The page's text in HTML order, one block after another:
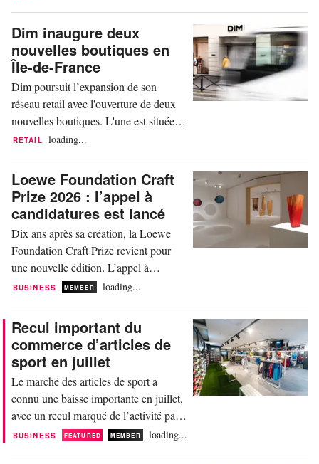
superpositions et de contrastes. Dans
cette nouvelle ligne pour la rentrée, on
retrouve des jupes plissées portées avec
des cols roulés ou des cardigans, entre
autres. Baptisée Baby Fox,...
Dim inaugure deux
nouvelles boutiques en
Île-de-France
Dim poursuit l’expansion de son
réseau retail avec l'ouverture de deux
nouvelles boutiques. L'une est située à
Paris et l’autre au Chesnay-
plein cœur de Paris, au 68 rue de
Rivoli, la nouvelle boutique Dim
présente le nouveau concept de
boutique de la marque qui adopte des
codes visuels iconiques de la...
RETAIL loading...
Loewe Foundation Craft
Prize 2026 : l’appel à
candidatures est lancé
Dix ans après sa création, la Loewe
Foundation Craft Prize revient pour
une nouvelle édition. L’appel à
candidatures a été lancé pour la saison
Foundation Craft Prize veut mettre en
valeur et célébrer l’innovation,
l'excellence et la valeur artistique de
l'artisanat moderne. Pour y...
BUSINESS MEMBER loading...
Recul important du
commerce d’articles de
sport en juillet
Le marché des articles de sport a
connu une baisse importante en juillet,
avec un recul marqué de l’activité par
rapport à l’an dernier. Si les ventes en
BUSINESS FEATURED MEMBER loading...